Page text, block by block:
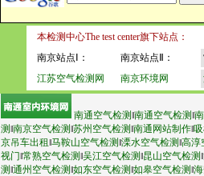
本检测中心The test center旗下站点：
南京站点Ⅰ：
南京站点Ⅱ：
江苏空气检测网
南京环境网
南通空气检测‖南通空气检测‖
测‖南京空气检测‖苏州空气检测‖南通网站制作‖
京吊车出租‖马鞍山空气检测‖溧水空气检测‖高淳
视门‖常熟空气检测‖吴江空气检测‖昆山空气检测‖
测‖通州空气检测‖如东空气检测‖如皋空气检测‖